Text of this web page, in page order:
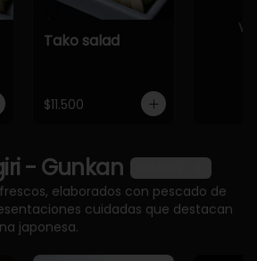
Tako salad
$11.500
- Gunkan
elaborados con pescado de
cuidadas que destacan
japonesa.